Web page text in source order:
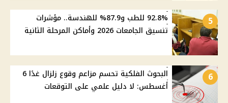
5
92.8% للطب و87.9% للهندسة.. مؤشرات
تنسيق الجامعات 2026 وأماكن المرحلة الثانية
6
البحوث الفلكية تحسم مزاعم وقوع زلزال غدًا 6
أغسطس: لا دليل علمي على التوقعات